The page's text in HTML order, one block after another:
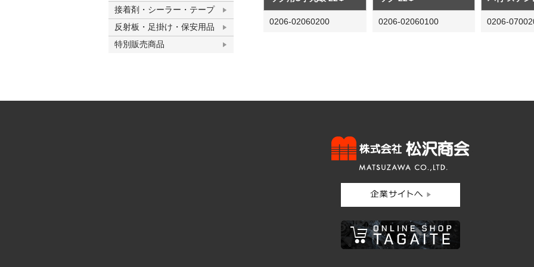
接着剤・シーラー・テープ
反射板・足掛け・保安用品
特別販売商品
0206-02060200 0206-02060100 0206-